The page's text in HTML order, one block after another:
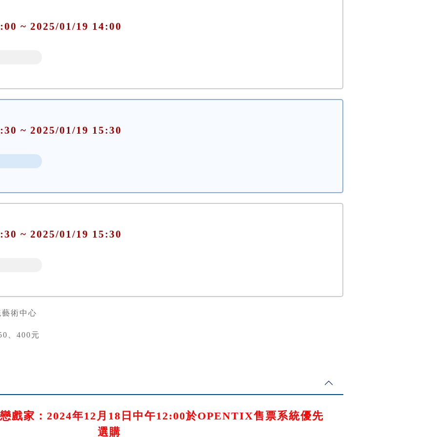
~ 2025/01/19 14:00
~ 2025/01/19 15:30
~ 2025/01/19 15:30
術中心
、400元
戲家：2024年12月18日中午12:00於OPENTIX售票系統優先
選購